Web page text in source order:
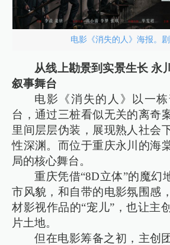
电影《消失的人》海报。
从线上勘景到实景生长 永
叙事舞台
电影《消失的人》以一
台，通过三桩看似无关的离奇
里间层层伪装，展现熟人社会
性深渊。而位于重庆永川的海
局的核心舞台。
重庆凭借“8D立体”的魔幻
市风貌，和自带的电影氛围感
材影视作品的“宠儿”，也让主
片土地。
但在电影筹备之初，主创